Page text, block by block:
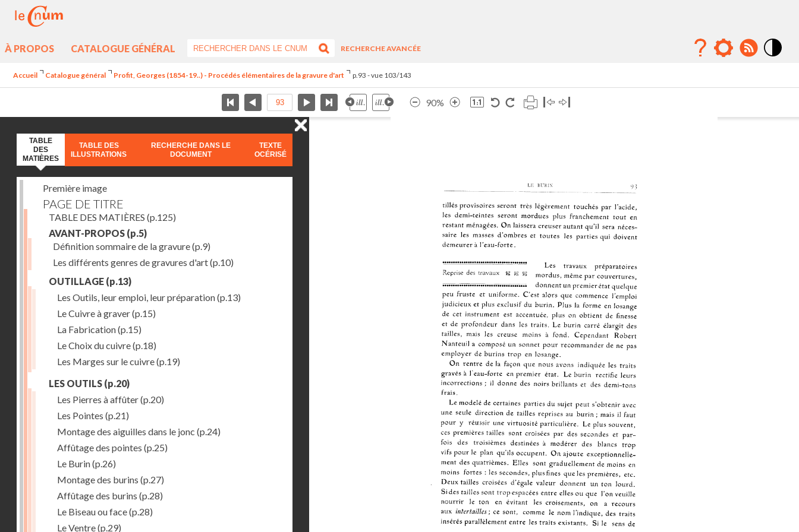
À PROPOS CATALOGUE GÉNÉRAL
RECHERCHE AVANCÉE
Accueil Catalogue général Profit, Georges (1854-19..) - Procédés élémentaires de la gravure d'art p.93 - vue 103/143
90%
TABLE
DES
MATIÈRES
TABLE DES
ILLUSTRATIONS
RECHERCHE DANS LE
DOCUMENT
TEXTE
OCÉRISÉ
Première image
PAGE DE TITRE
TABLE DES MATIÈRES (p.125)
AVANT-PROPOS (p.5)
Définition sommaire de la gravure(p.9)
Les différents genres de gravures d'art(p.10)
OUTILLAGE (p.13)
Les Outils, leur emploi, leur préparation(p.13)
Le Cuivre à graver(p.15)
La Fabrication(p.15)
Le Choix du cuivre(p.18)
Les Marges sur le cuivre(p.19)
LES OUTILS (p.20)
Les Pierres à affûter(p.20)
Les Pointes (p.21)
Montage des aiguilles dans le jonc (p.24)
Affûtage des pointes (p.25)
Le Burin(p.26)
Montage des burins (p.27)
Affûtage des burins (p.28)
Le Biseau ou face(p.28)
Le Ventre(p.29)